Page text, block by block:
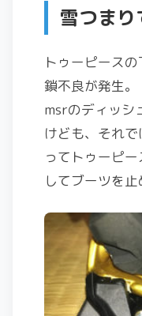
雪つま
トゥーピース
鎖不良が発生。
msrのディッシ
けども、それ
ってトゥーピ
してブーツを止